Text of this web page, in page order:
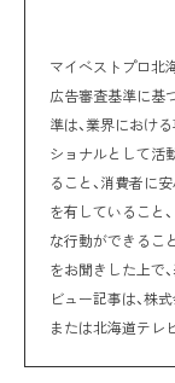
マイベストプロ北
広告審査基準に基
準は、業界におけ
ショナルとして活
ること、消費者に
を有していること
な行動ができるこ
をお聞きした上で
ビュー記事は、株
または北海道テレ